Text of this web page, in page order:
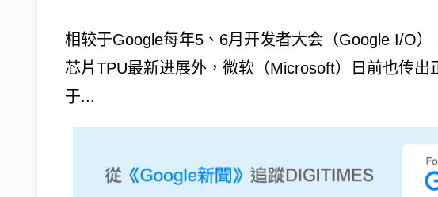
相较于Google每年5、6月开发者大会（Google I/O
芯片TPU最新进展外，微软（Microsoft）日前也传出
于...